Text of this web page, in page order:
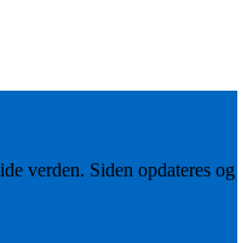
verden. Siden opdateres og